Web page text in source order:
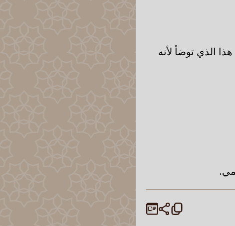
الذي توضأ لأنه